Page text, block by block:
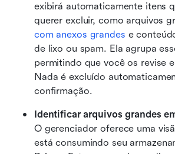
exibirá automaticamente itens
querer excluir, como arquivos
com anexos grandes e
de lixo ou spam. Ela agrupa
permitindo que você os revise
Nada é excluído
confirmação.
Identificar arquivos grandes
O gerenciador oferece uma
está consumindo seu